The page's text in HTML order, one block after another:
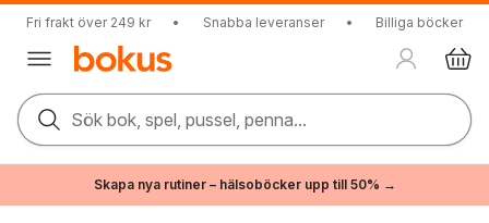
Fri frakt över 249 kr • Snabba leveranser • Billiga böcker
Sök bok, spel, pussel, penna...
Skapa nya rutiner – hälsoböcker upp till 50% →